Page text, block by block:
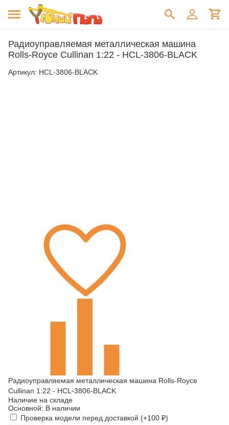
Радиоуправляемая металлическая машина
Rolls-Royce Cullinan 1:22 - HCL-3806-BLACK
Артикул: HCL-3806-BLACK
Радиоуправляемая металлическая машина Rolls-Royce
Cullinan 1:22 - HCL-3806-BLACK
Наличие на складе
Основной: В наличии
Проверка модели перед доставкой (+100 ₽)